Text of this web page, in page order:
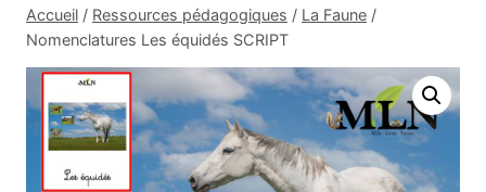
Accueil / Ressources pédagogiques / La Faune /
Nomenclatures Les équidés SCRIPT